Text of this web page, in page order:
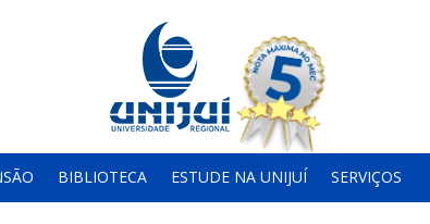
BIBLIOTECA ESTUDE NA UNIJUÍ SERVIÇOS